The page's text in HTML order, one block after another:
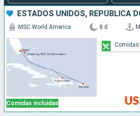
Comidas incluidas
MSC World America 8 d